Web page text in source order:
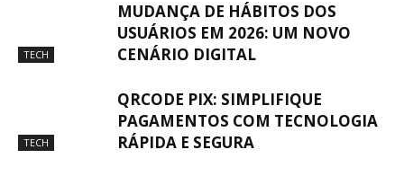
TECH
MUDANÇA DE HÁBITOS DOS
USUÁRIOS EM 2026: UM NOVO
CENÁRIO DIGITAL
TECH
QRCODE PIX: SIMPLIFIQUE
PAGAMENTOS COM TECNOLOGIA
RÁPIDA E SEGURA